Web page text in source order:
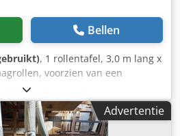
Bellen
, 1 rollentafel, 3,0 m lang x
voorzien van een
met wormwieloverbrenging
houten overdraagslede met
eenpersoons-houtaanvoer, met 2
voor plankhout afkomstig van de
Advertentie